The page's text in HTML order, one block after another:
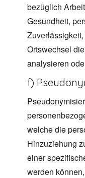
bezüglich
Gesundheit,
Ortswechsel
analysieren
f)
welche die
Hinzuziehung
einer
werden